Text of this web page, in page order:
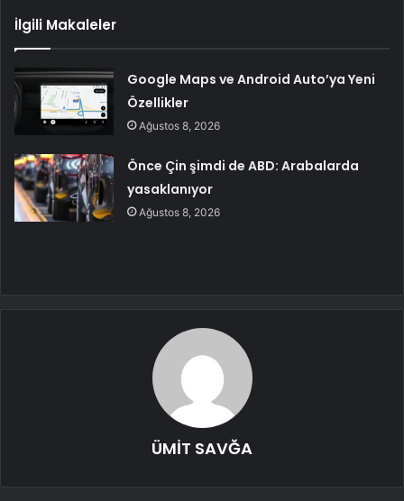
İlgili Makaleler
Google Maps ve Android Auto’ya Yeni
Özellikler
Ağustos 8, 2026
Önce Çin şimdi de ABD: Arabalarda
yasaklanıyor
Ağustos 8, 2026
ÜMİT SAVĞA